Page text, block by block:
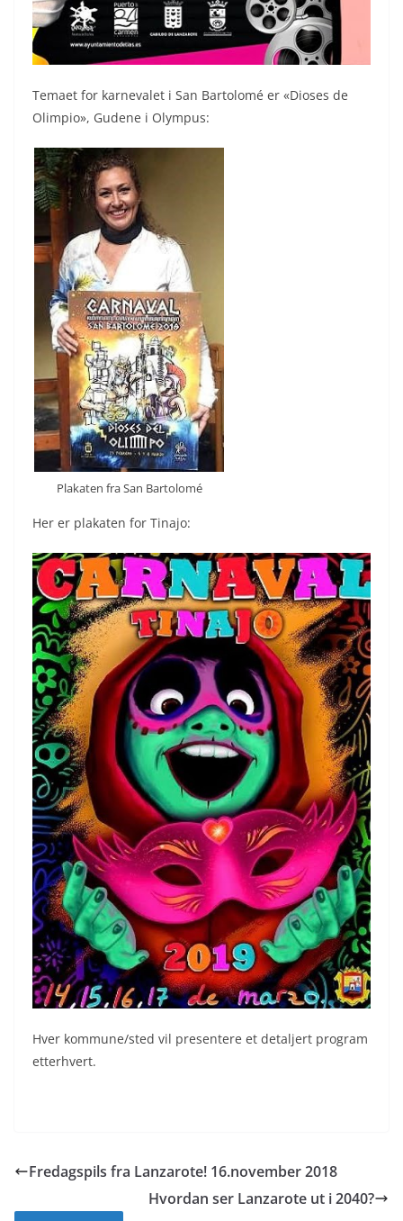
Temaet for karnevalet i San Bartolomé er «Dioses de
Olimpio», Gudene i Olympus:
Plakaten fra San Bartolomé
Her er plakaten for Tinajo:
Hver kommune/sted vil presentere et detaljert program
etterhvert.
Fredagspils fra Lanzarote! 16.november 2018
Hvordan ser Lanzarote ut i 2040?